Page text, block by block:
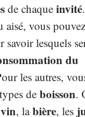
de chaque invité
aisé, vous
savoir lesquels
du
les autres,
de boisson.
vin, labière, les